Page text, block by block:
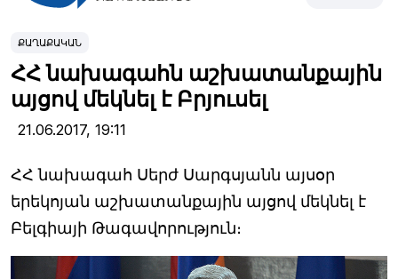
ՔԱՂԱՔԱԿԱՆ
ՀՀ նախագահն աշխատանքային
այցով մեկնել է Բրյուսել
21.06.2017, 19:11
ՀՀ նախագահ Սերժ Սարգսյանն այսօր
երեկոյան աշխատանքային այցով մեկնել է
Բելգիայի Թագավորություն։